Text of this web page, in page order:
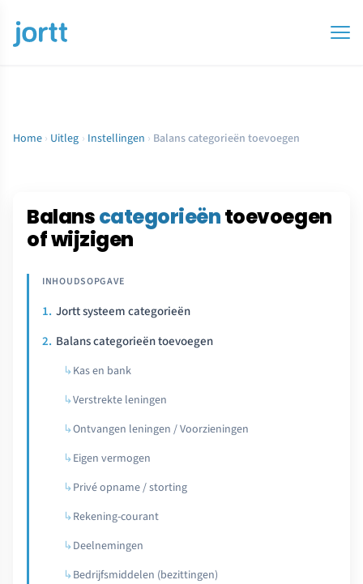
Home › Uitleg › Instellingen › Balans categorieën toevoegen
Balanscategorieëntoevoegen
of wijzigen
Jortt systeem categorieën
Balans categorieën toevoegen
Kas en bank
Verstrekte leningen
Ontvangen leningen / Voorzieningen
Eigen vermogen
Privé opname / storting
Rekening-courant
Deelnemingen
Bedrijfsmiddelen (bezittingen)